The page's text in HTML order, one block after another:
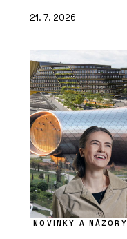
21. 7. 2026
NOVINKY A NÁZORY